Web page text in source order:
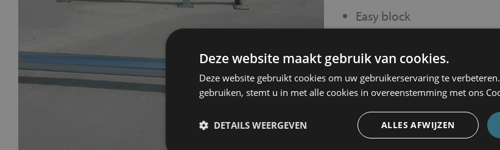
Easy block
Deze website maakt gebruik van cookies.
Deze website gebruikt cookies om uw gebruikerservaring te
gebruiken, stemt u in met alle cookies in overeenstemming met ons
ALLES AFWIJZEN
DETAILS WEERGEVEN